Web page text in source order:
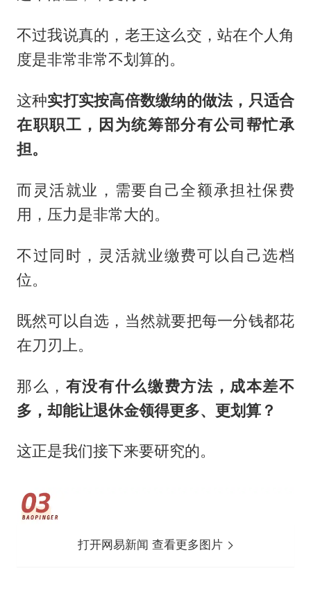
不过我说真的，老王这么交，站在个人角
度是非常非常不划算的。
这种实打实按高倍数缴纳的做法，只适合
在职职工，因为统筹部分有公司帮忙承
担。
而灵活就业，需要自己全额承担社保费
用，压力是非常大的。
不过同时，灵活就业缴费可以自己选档
位。
既然可以自选，当然就要把每一分钱都花
在刀刃上。
那么， 有没有什么缴费方法，成本差不
多，却能让退休金领得更多、更划算？
这正是我们接下来要研究的。
打开网易新闻 查看更多图片